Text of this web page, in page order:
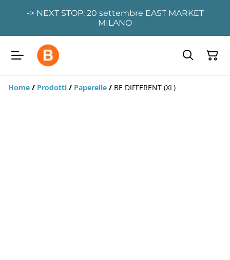
-> NEXT STOP: 20 settembre EAST MARKET
MILANO
Home / Prodotti / Paperelle / BE DIFFERENT (XL)